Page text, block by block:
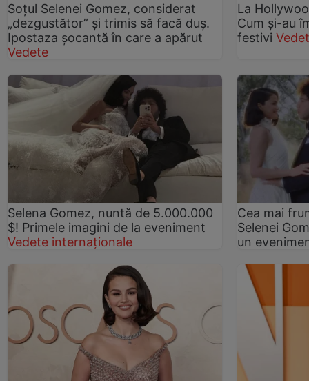
Soțul Selenei Gomez, considerat
„dezgustător” și trimis să facă duș.
Ipostaza șocantă în care a apărut
Vedete
La
Cum și-au
festivi
Selena Gomez, nuntă de 5.000.000
$! Primele imagini de la eveniment
Vedete internaționale
Cea mai
Selenei
un